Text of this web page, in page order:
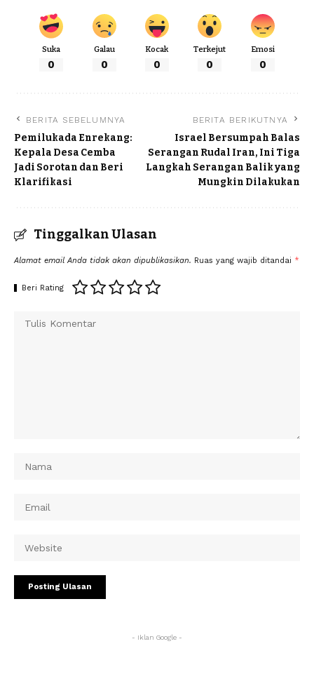
Suka
0
Galau
0
Kocak
0
Terkejut
0
Emosi
0
BERITA SEBELUMNYA
Pemilukada Enrekang:
Kepala Desa Cemba
Jadi Sorotan dan Beri
Klarifikasi
BERITA BERIKUTNYA
Israel Bersumpah Balas
Serangan Rudal Iran, Ini Tiga
Langkah Serangan Balik yang
Mungkin Dilakukan
Tinggalkan Ulasan
Alamat email Anda tidak akan dipublikasikan. Ruas yang wajib ditandai *
Beri Rating
- Iklan Google -